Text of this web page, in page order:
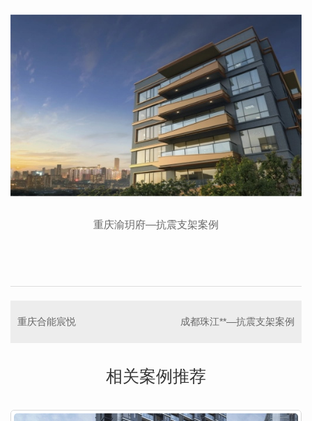
重庆渝玥府—抗震支架案例
重庆合能宸悦 成都珠江**—抗震支架案例
相关案例推荐